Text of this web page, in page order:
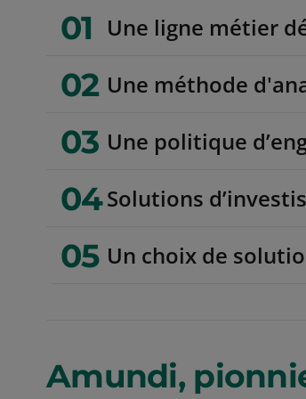
01
Une ligne métier
02 Une méthode
03 Une politique
04Solutions
05 Un choix de
Amundi,